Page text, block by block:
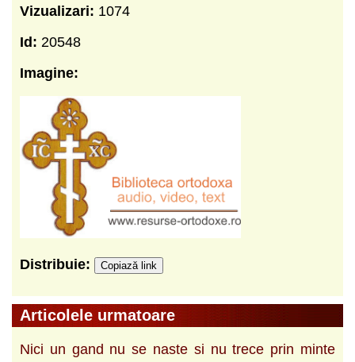
Vizualizari: 1074
Id: 20548
Imagine:
Distribuie: Copiază link
Articolele urmatoare
Nici un gand nu se naste si nu trece prin minte